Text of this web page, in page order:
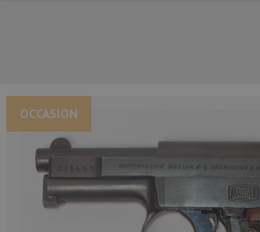
OCCASION
NOS PRINCIPALES MARQUES